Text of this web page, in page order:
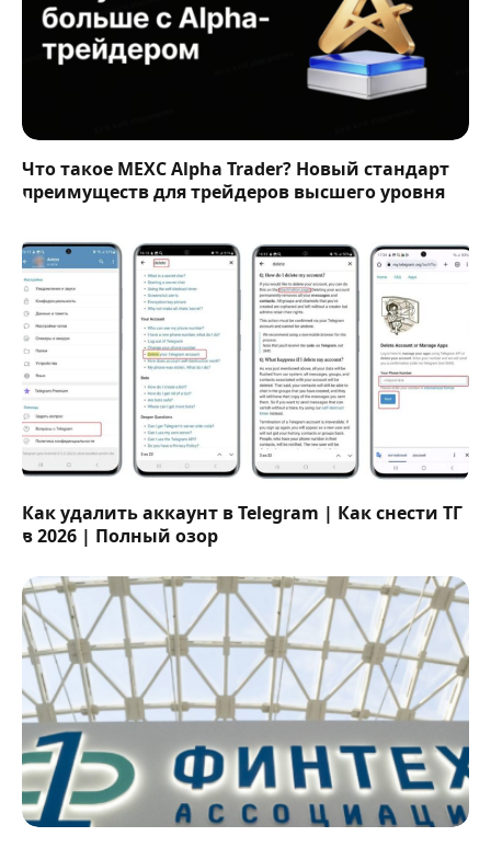
Что такое MEXC Alpha Trader? Новый стандарт
преимуществ для трейдеров высшего уровня
Как удалить аккаунт в Telegram | Как снести ТГ
в 2026 | Полный озор